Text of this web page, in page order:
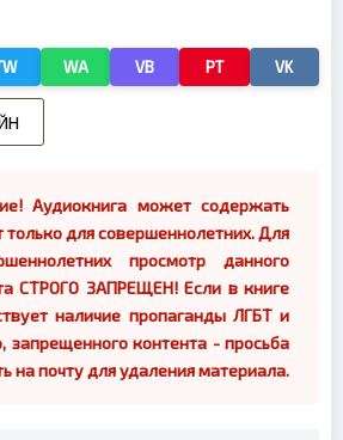
WA VB PT VK
Аудиокнига может содержать
только для совершеннолетних. Для
просмотр данного
СТРОГО ЗАПРЕЩЕН! Если в книге
наличие пропаганды ЛГБТ и
запрещенного контента - просьба
на почту для удаления материала.